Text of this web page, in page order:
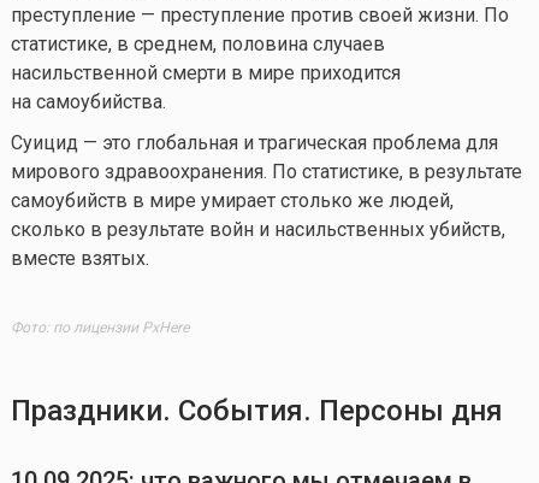
преступление — преступление против своей жизни. По
статистике, в среднем, половина случаев
насильственной смерти в мире приходится
на самоубийства.
Суицид — это глобальная и трагическая проблема для
мирового здравоохранения. По статистике, в результате
самоубийств в мире умирает столько же людей,
сколько в результате войн и насильственных убийств,
вместе взятых.
Фото: по лицензии PxHere
Праздники. События. Персоны дня